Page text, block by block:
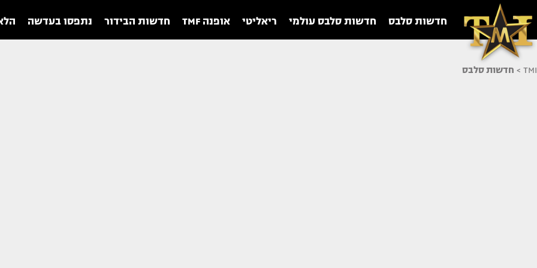
חדשות סלבס חדשות סלבס עולמי ריאליטי אופנה TMF חדשות הבידור נתפסו בעדשה
TMI
> חדשות סלבס